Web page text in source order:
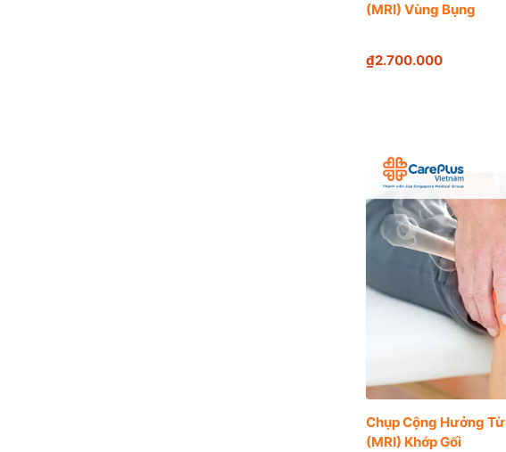
(MRI) Vùng Bụng
₫2.700.000
Chụp Cộng Hưởng Từ
(MRI) Khớp Gối